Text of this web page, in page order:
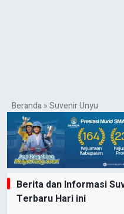
Beranda»Suvenir Unyu
Berita dan Informasi
Terbaru Hari ini